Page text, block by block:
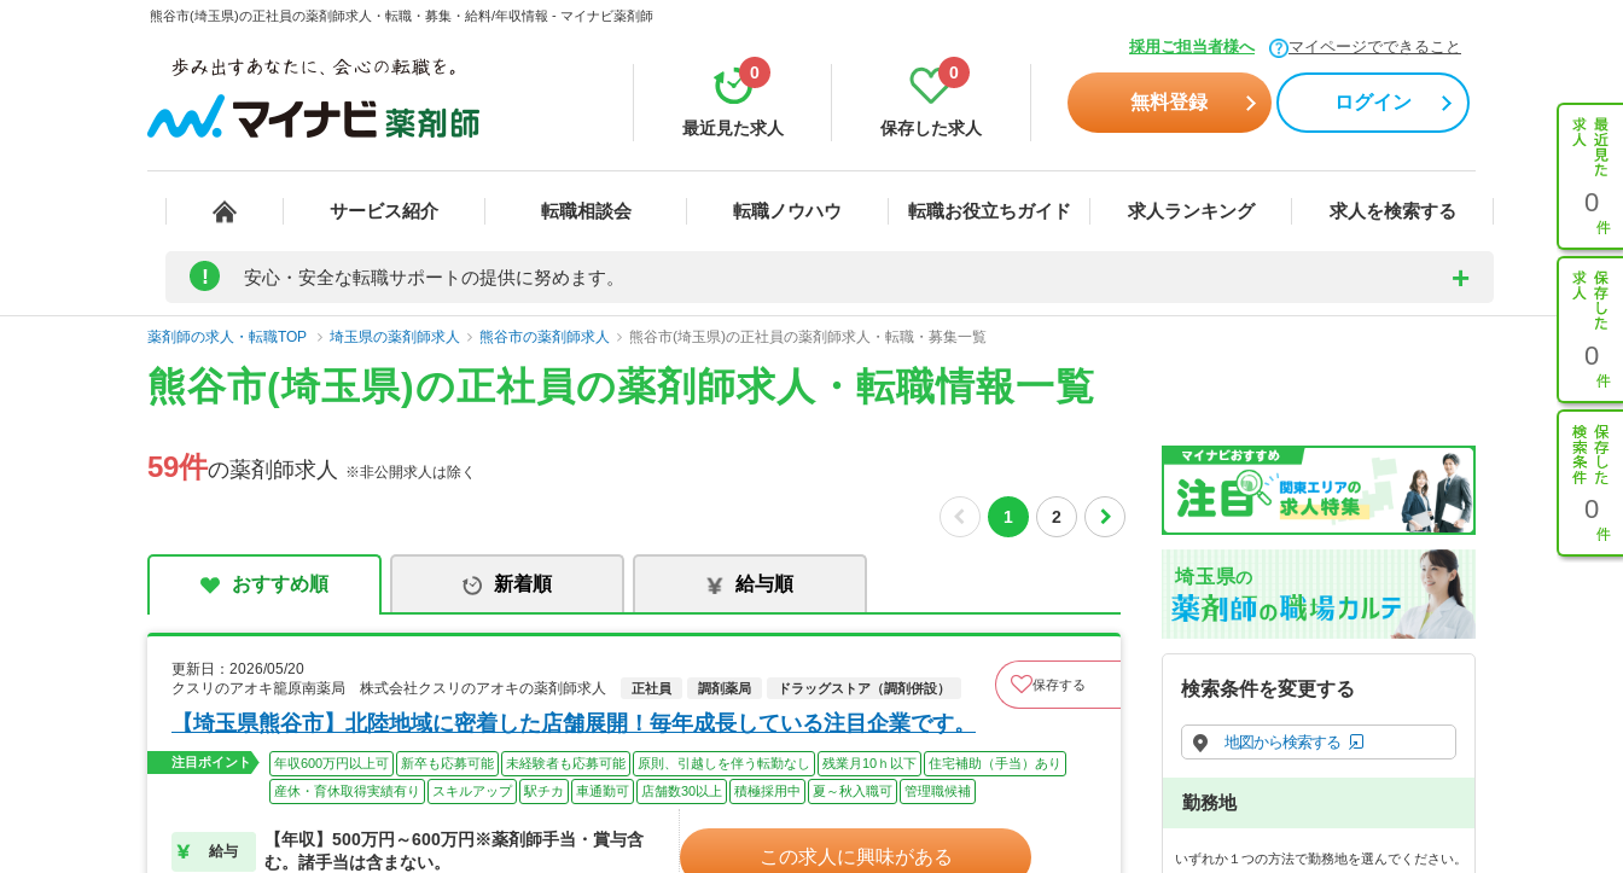
熊谷市(埼玉県)の正社員の薬剤師求人・転職・募集・給料/年収情報 - マイナビ薬剤師
採用ご担当者様へ マイページでできること
最近見た求人
0
保存した求人
0
無料登録 ログイン
サービス紹介 転職相談会 転職ノウハウ 転職お役立ちガイド 求人ランキング 求人を検索する 0
0
0
! 安心・安全な転職サポートの提供に努めます。
薬剤師の求人・転職TOP 埼玉県の薬剤師求人 熊谷市の薬剤師求人 熊谷市(埼玉県)の正社員の薬剤師求人・転職・募集一覧
熊谷市(埼玉県)の正社員の薬剤師求人・転職情報一覧
59件の薬剤師求人 ※非公開求人は除く
1 2
おすすめ順 新着順 給与順
更新日：2026/05/20
クスリのアオキ籠原南薬局 株式会社クスリのアオキの薬剤師求人
正社員 調剤薬局 ドラッグストア（調剤併設） 保存する
【埼玉県熊谷市】北陸地域に密着した店舗展開！毎年成長している注目企業です。
注目ポイント 年収600万円以上可 新卒も応募可能 未経験者も応募可能 原則、引越しを伴う転勤なし 残業月10ｈ以下
住宅補助（手当）あり
産休・育休取得実績有り
スキルアップ 駅チカ 車通勤可 店舗数30以上 積極採用中 夏～秋入職可 管理職候補
給与
【年収】500万円～600万円※薬剤師手当・賞与含
む。諸手当は含まない。
この求人に興味がある
埼玉県の
検索条件を変更する
地図から検索する
勤務地
いずれか１つの方法で勤務地を選んでください。